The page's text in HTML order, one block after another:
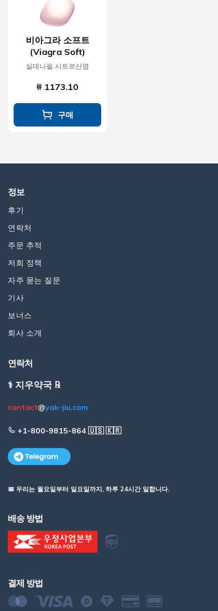
비아그라 소프트
(Viagra Soft)
실데나필 시트르산염
₩ 1173.10
구매
정보
후기
연락처
주문 추적
저희 정책
자주 묻는 질문
기사
보너스
회사 소개
연락처
⚕️ 지우약국 ℞
contact@yak-jiu.com
+1-800-9815-864 🇺🇸 🇰🇷
📅 우리는 월요일부터 일요일까지, 하루 24시간 일합니다.
배송 방법
결제 방법